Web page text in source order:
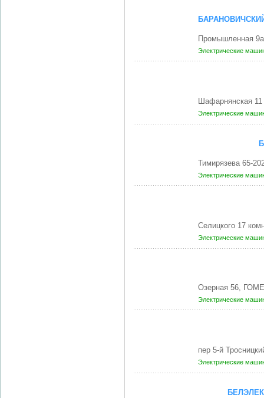
Промышленная
Электрические
Шафарнянская
Электрические
Тимирязева 65-
Электрические
Селицкого 17
Электрические
Озерная 56,
Электрические
пер 5-й
Электрические